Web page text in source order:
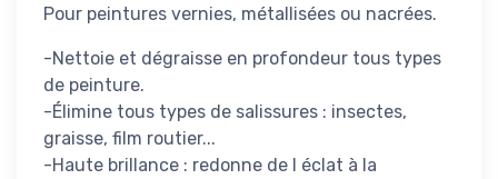
Pour peintures vernies, métallisées ou nacrées.
-Nettoie et dégraisse en profondeur tous types
de peinture.
-Élimine tous types de salissures : insectes,
graisse, film routier...
-Haute brillance : redonne de l éclat à la